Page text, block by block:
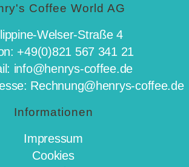
Coffee World AG
Welser-Straße 4
+49(0)821 567 341 21
info@henrys-coffee.de
Rechnung@henrys-coffee.de
Informationen
Impressum
Cookies